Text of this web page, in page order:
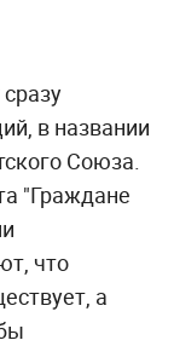
в названии
Союза.
"Граждане
что
а